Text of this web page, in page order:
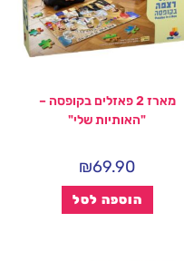
מארז 2 פאזלים בקופסה –
"האותיות שלי"
₪69.90
הוספה לסל